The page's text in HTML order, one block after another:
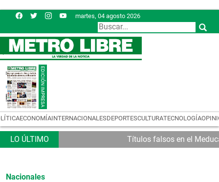
martes, 04 agosto 2026
ECONOMÍAINTERNACIONALESDEPORTESCULTURATECNOLOGÍA
Títulos falsos en el
Nacionales